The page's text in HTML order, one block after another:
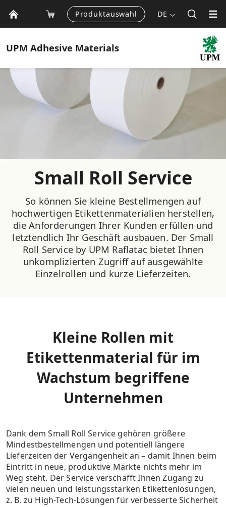
Produktauswahl DE
UPM Adhesive Materials
Small Roll Service
So können Sie kleine Bestellmengen auf
hochwertigen Etikettenmaterialien herstellen,
die Anforderungen Ihrer Kunden erfüllen und
letztendlich Ihr Geschäft ausbauen. Der Small
Roll Service by UPM Raflatac bietet Ihnen
unkomplizierten Zugriff auf ausgewählte
Einzelrollen und kurze Lieferzeiten.
Kleine Rollen mit
Etikettenmaterial für im
Wachstum begriffene
Unternehmen
Dank dem Small Roll Service gehören größere
Mindestbestellmengen und potentiell längere
Lieferzeiten der Vergangenheit an – damit Ihnen beim
Eintritt in neue, produktive Märkte nichts mehr im
Weg steht. Der Service verschafft Ihnen Zugang zu
vielen neuen und leistungsstarken Etikettenlösungen,
z. B. zu High-Tech-Lösungen für verbesserte Sicherheit